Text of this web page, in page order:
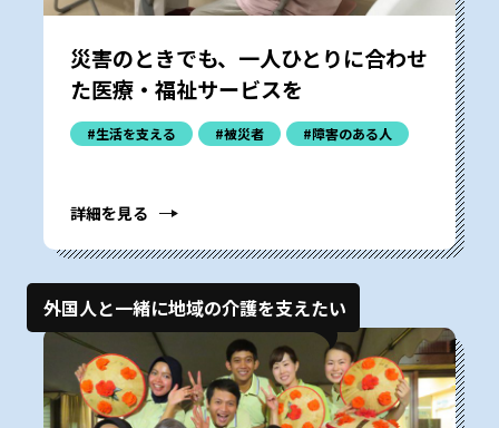
災害のときでも、一人ひとりに合わせ
た医療・福祉サービスを
#生活を支える #被災者 #障害のある人
詳細を見る
外国人と一緒に地域の介護を支えたい